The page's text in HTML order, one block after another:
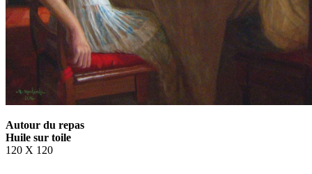
Autour du repas
Huile sur toile
120 X 120